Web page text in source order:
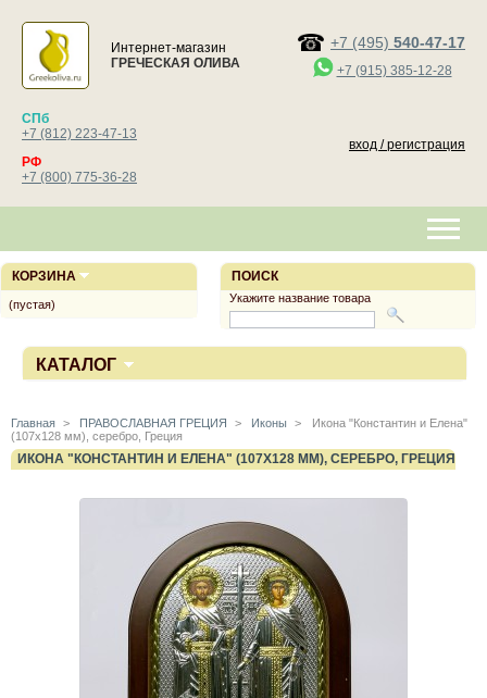
Интернет-магазин
ГРЕЧЕСКАЯ ОЛИВА
+7 (495) 540-47-17
+7 (915) 385-12-28
СПб
+7 (812) 223-47-13
РФ
+7 (800) 775-36-28
вход / регистрация
КАТАЛОГ
Главная > ПРАВОСЛАВНАЯ ГРЕЦИЯ > Иконы >
Икона "Константин и Елена"
(107х128 мм), серебро, Греция
ИКОНА "КОНСТАНТИН И ЕЛЕНА" (107Х128 ММ), СЕРЕБРО, ГРЕЦИЯ
ПОИСК
Укажите название товара
КОРЗИНА
(пустая)